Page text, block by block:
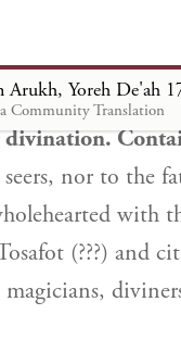
Arukh, Yoreh De'ah
Community Translation
nor to the
with
(???) and